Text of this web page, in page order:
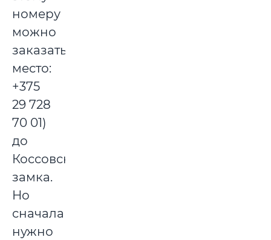
номеру
можно
заказать
место:
+375
29 728
70 01)
до
Коссовского
замка.
Но
сначала
нужно